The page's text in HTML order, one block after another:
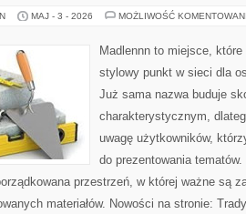
MAJ - 3 - 2026 MOŻLIWOŚĆ
Madlennn to miejsce,
stylowy punkt w sieci dla
Już sama nazwa buduje
charakterystycznym,
uwagę użytkowników,
do prezentowania
przestrzeń, w której ważne są
materiałów. Nowości na stronie: